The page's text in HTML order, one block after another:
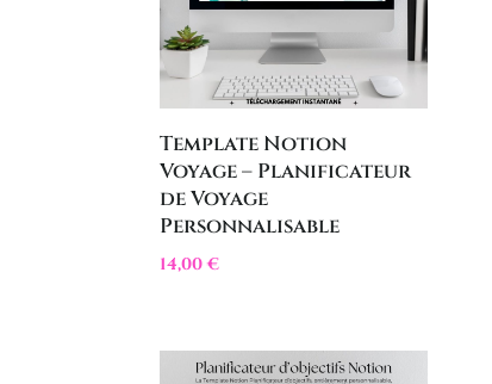
Template Notion
Voyage – Planificateur
de Voyage
Personnalisable
14,00€